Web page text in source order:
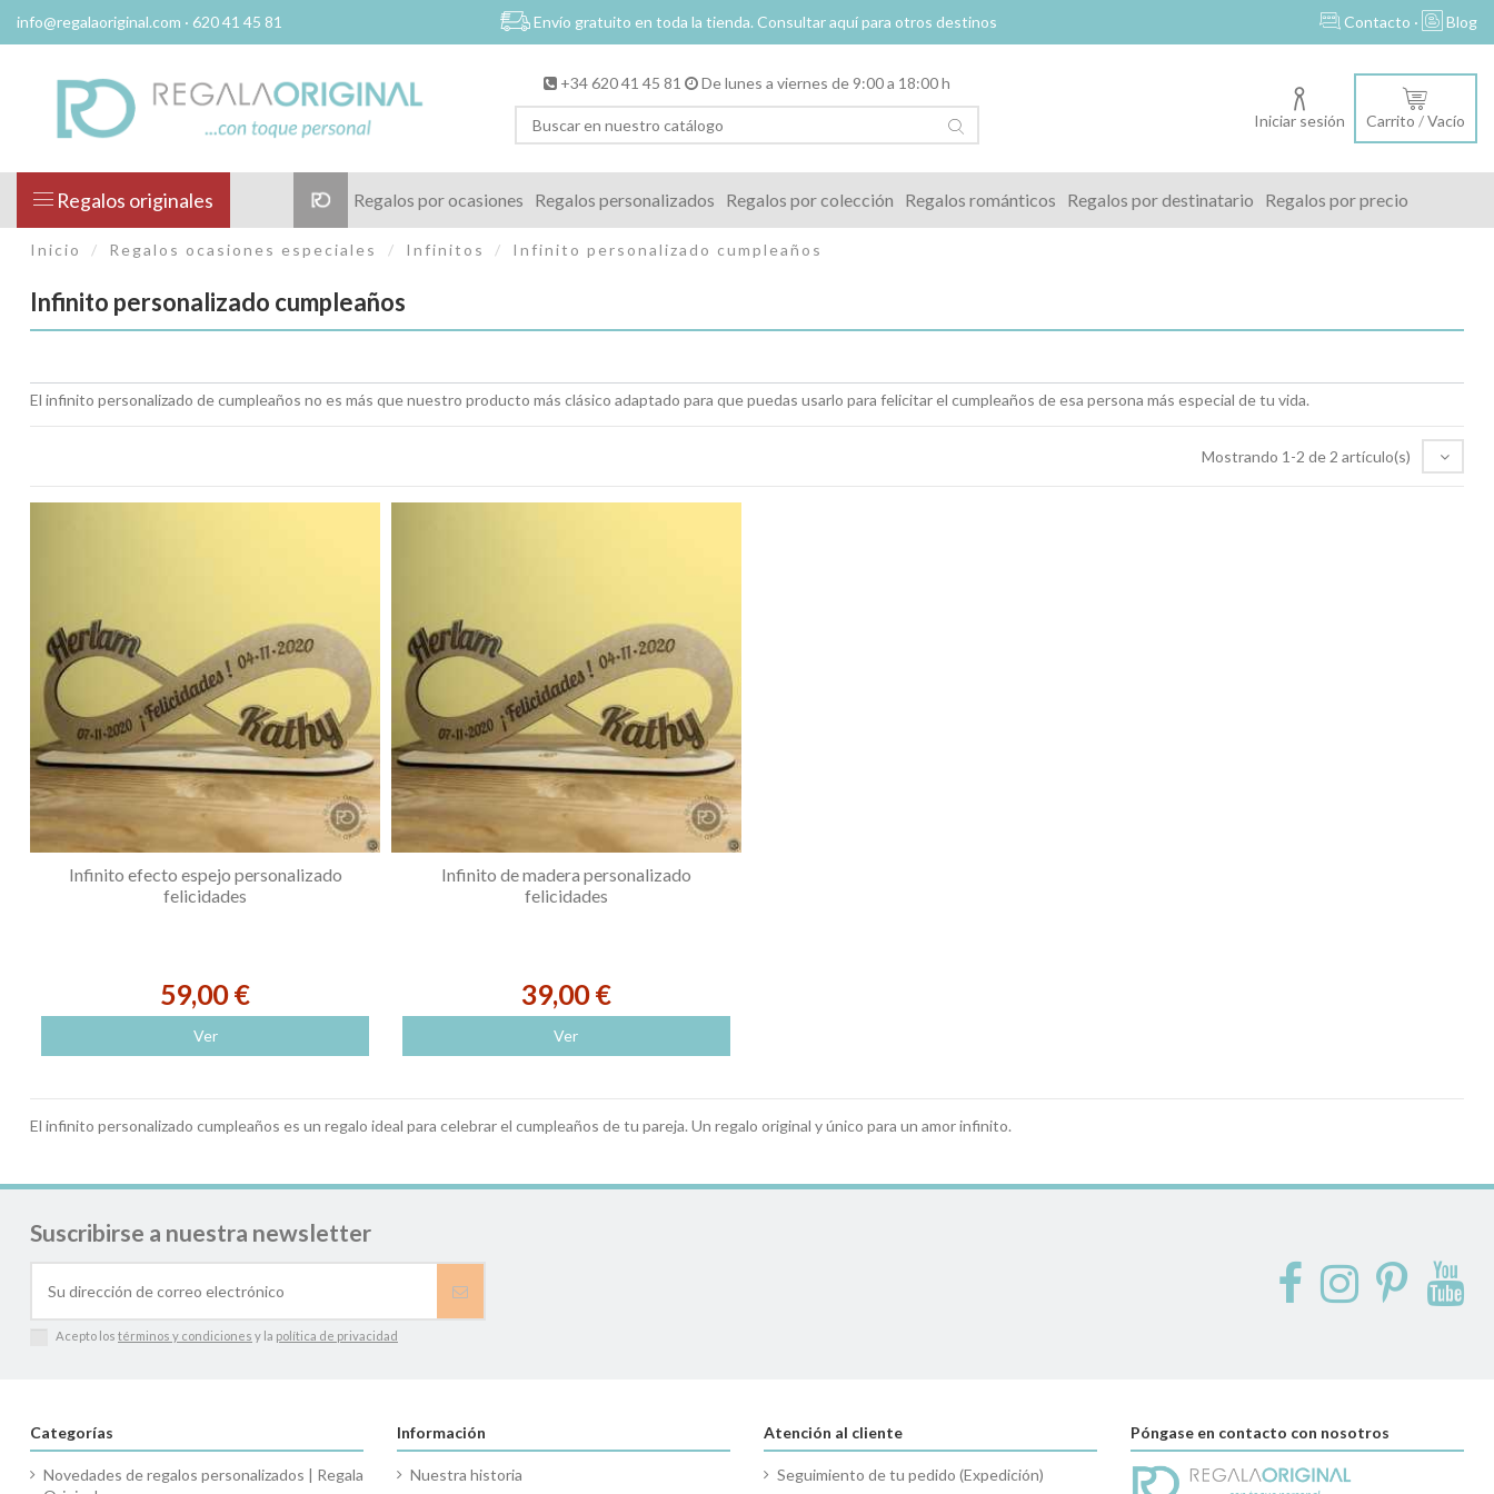
info@regalaoriginal.com · 620 41 45 81 Envío gratuito en toda la tienda. Consultar aquí para otros destinos Contacto · Blog
+34 620 41 45 81 De lunes a viernes de 9:00 a 18:00 h
Iniciar sesión Carrito /Vacío
Regalos originales Regalos por ocasiones Regalos personalizados Regalos por colección Regalos románticos Regalos por destinatario Regalos por precio
Inicio Regalos ocasiones especiales Infinitos Infinito personalizado cumpleaños
Infinito personalizado cumpleaños
El infinito personalizado de cumpleaños no es más que nuestro producto más clásico adaptado para que puedas usarlo para felicitar el cumpleaños de esa persona más especial de tu vida.
Mostrando 1-2 de 2 artículo(s)
Infinito efecto espejo personalizado
felicidades
59,00 €
Ver
Infinito de madera personalizado
felicidades
39,00 €
Ver
El infinito personalizado cumpleaños es un regalo ideal para celebrar el cumpleaños de tu pareja. Un regalo original y único para un amor infinito.
Suscribirse a nuestra newsletter
Acepto los términos y condiciones y la política de privacidad
Categorías
Novedades de regalos personalizados | Regala
Información
Nuestra historia
Atención al cliente
Seguimiento de tu pedido (Expedición)
Póngase en contacto con nosotros